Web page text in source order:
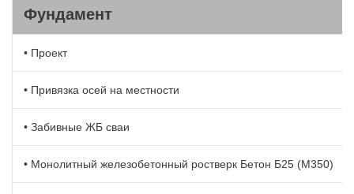
Фундамент
• Проект
• Привязка осей на местности
• Забивные ЖБ сваи
• Монолитный железобетонный ростверк Бетон Б25 (М350)